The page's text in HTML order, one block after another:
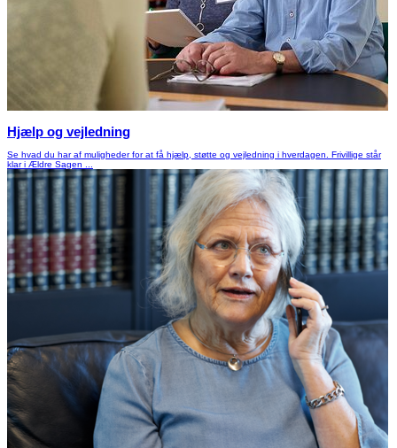
Hjælp og vejledning
Se hvad du har af muligheder for at få hjælp, støtte og vejledning i hverdagen. Frivillige står
klar i Ældre Sagen ...